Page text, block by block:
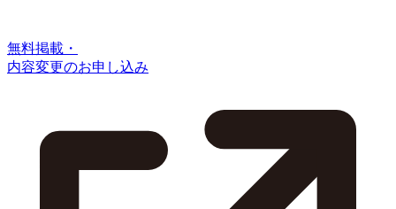
無料掲載・
内容変更のお申し込み